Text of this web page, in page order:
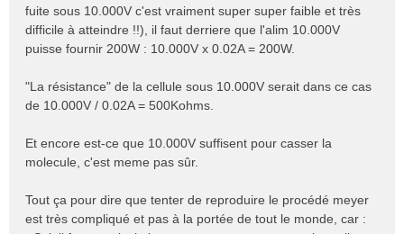
fuite sous 10.000V c'est vraiment super super faible et très
difficile à atteindre !!), il faut derriere que l'alim 10.000V
puisse fournir 200W : 10.000V x 0.02A = 200W.
"La résistance" de la cellule sous 10.000V serait dans ce cas
de 10.000V / 0.02A = 500Kohms.
Et encore est-ce que 10.000V suffisent pour casser la
molecule, c'est meme pas sûr.
Tout ça pour dire que tenter de reproduire le procédé meyer
est très compliqué et pas à la portée de tout le monde, car :